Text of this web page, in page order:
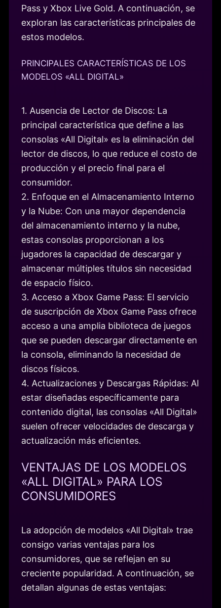
Pass y Xbox Live Gold. A continuación, se
exploran las características principales de
estos modelos.
PRINCIPALES CARACTERÍSTICAS DE LOS
MODELOS «ALL DIGITAL»
1. Ausencia de Lector de Discos: La
principal característica que define a las
consolas «All Digital» es la eliminación del
lector de discos, lo que reduce el costo de
producción y el precio final para el
consumidor.
2. Enfoque en el Almacenamiento Interno
y la Nube: Con una mayor dependencia
del almacenamiento interno y la nube,
estas consolas proporcionan a los
jugadores la capacidad de descargar y
almacenar múltiples títulos sin necesidad
de espacio físico.
3. Acceso a Xbox Game Pass: El servicio
de suscripción de Xbox Game Pass ofrece
acceso a una amplia biblioteca de juegos
que se pueden descargar directamente en
la consola, eliminando la necesidad de
discos físicos.
4. Actualizaciones y Descargas Rápidas: Al
estar diseñadas específicamente para
contenido digital, las consolas «All Digital»
suelen ofrecer velocidades de descarga y
actualización más eficientes.
VENTAJAS DE LOS MODELOS
«ALL DIGITAL» PARA LOS
CONSUMIDORES
La adopción de modelos «All Digital» trae
consigo varias ventajas para los
consumidores, que se reflejan en su
creciente popularidad. A continuación, se
detallan algunas de estas ventajas: